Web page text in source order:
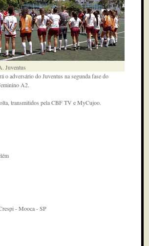
Juventus
o adversário do Juventus na segunda fase do
A2.
transmitidos pela CBF TV e MyCujoo.
- Mooca - SP